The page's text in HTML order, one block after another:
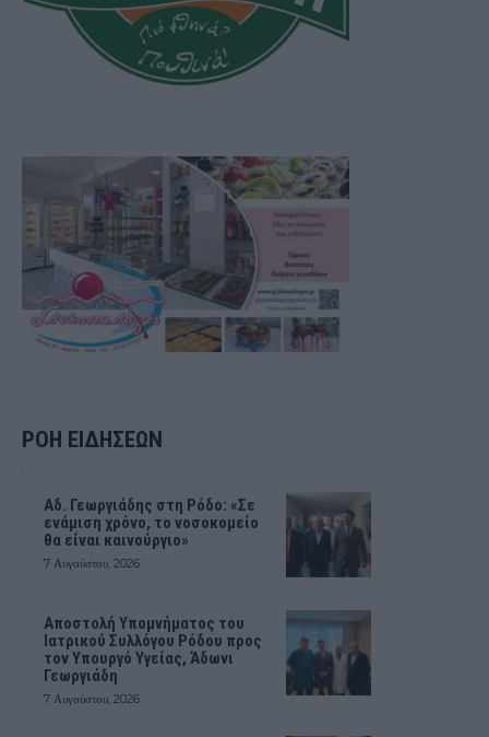
ΡΟΗ ΕΙΔΗΣΕΩΝ
Αδ. Γεωργιάδης στη Ρόδο: «Σε
ενάμιση χρόνο, το νοσοκομείο
θα είναι καινούργιο»
7 Αυγούστου, 2026
Αποστολή Υπομνήματος του
Ιατρικού Συλλόγου Ρόδου προς
τον Υπουργό Υγείας, Άδωνι
Γεωργιάδη
7 Αυγούστου, 2026